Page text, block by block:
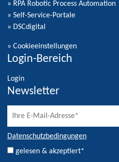
» RPA Robotic Process Automation
» Self-Service-Portale
» DSCdigital
» Cookieeinstellungen
Login-Bereich
Login
Newsletter
Datenschutzbedingungen
gelesen & akzeptiert*